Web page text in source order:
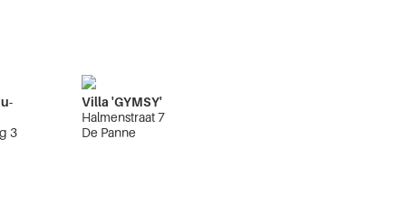
3
Villa 'GYMSY'
Halmenstraat 7
De Panne